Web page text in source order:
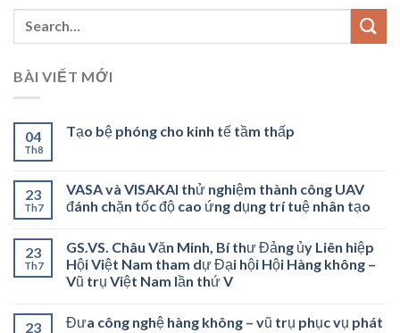
BÀI VIẾT MỚI
04
Th8
Tạo bệ phóng cho kinh tế tầm thấp
23
Th7
VASA và VISAKAI thử nghiệm thành công UAV
đánh chặn tốc độ cao ứng dụng trí tuệ nhân tạo
23
Th7
GS.VS. Châu Văn Minh, Bí thư Đảng ủy Liên hiệp
Hội Việt Nam tham dự Đại hội Hội Hàng không –
Vũ trụ Việt Nam lần thứ V
23
Đưa công nghệ hàng không – vũ trụ phục vụ phát